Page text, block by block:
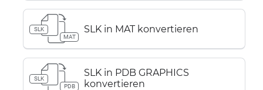
SLK
MAT
SLK in MAT konvertieren
SLK
PDB
SLK in PDB GRAPHICS
konvertieren